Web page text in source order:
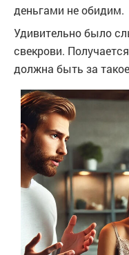
деньгами не обидим.
Удивительно было
свекрови.
должна быть за